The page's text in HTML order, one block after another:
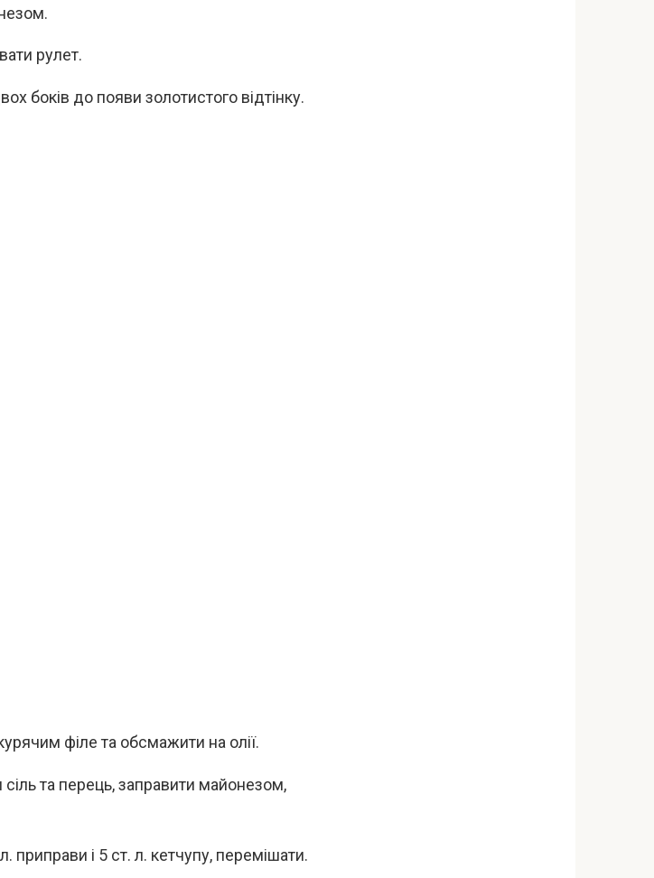
рулет.
боків до появи золотистого відтінку.
філе та обсмажити на олії.
та перець, заправити майонезом,
приправи і 5 ст. л. кетчупу, перемішати.